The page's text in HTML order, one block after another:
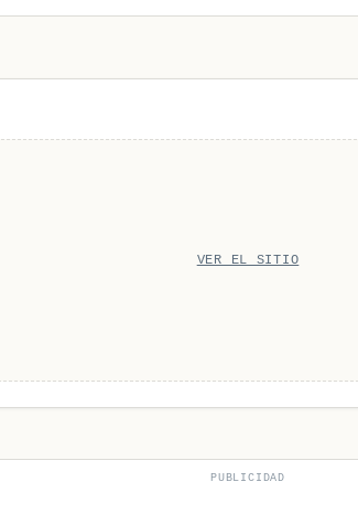
VER EL SITIO
PUBLICIDAD